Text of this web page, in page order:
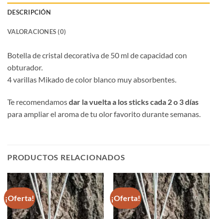
DESCRIPCIÓN
VALORACIONES (0)
Botella de cristal decorativa de 50 ml de capacidad con
obturador.
4 varillas Mikado de color blanco muy absorbentes.
Te recomendamosdar la vuelta a los sticks cada 2 o 3 días
para ampliar el aroma de tu olor favorito durante semanas.
PRODUCTOS RELACIONADOS
¡Oferta! ¡Oferta!